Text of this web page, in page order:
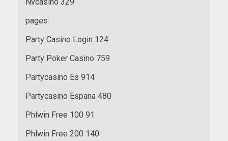
pages
Party Casino Login 124
Party Poker Casino 759
Partycasino Es 914
Partycasino Espana 480
Phlwin Free 100 91
Phlwin Free 200 140